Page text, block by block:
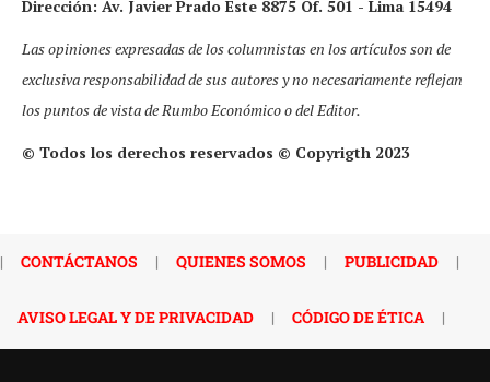
Dirección: Av. Javier Prado Este 8875 Of. 501 - Lima 15494
Las opiniones expresadas de los columnistas en los artículos son de
exclusiva responsabilidad de sus autores y no necesariamente reflejan
los puntos de vista de Rumbo Económico o del Editor.
© Todos los derechos reservados © Copyrigth 2023
| CONTÁCTANOS | QUIENES SOMOS | PUBLICIDAD |
AVISO LEGAL Y DE PRIVACIDAD | CÓDIGO DE ÉTICA |